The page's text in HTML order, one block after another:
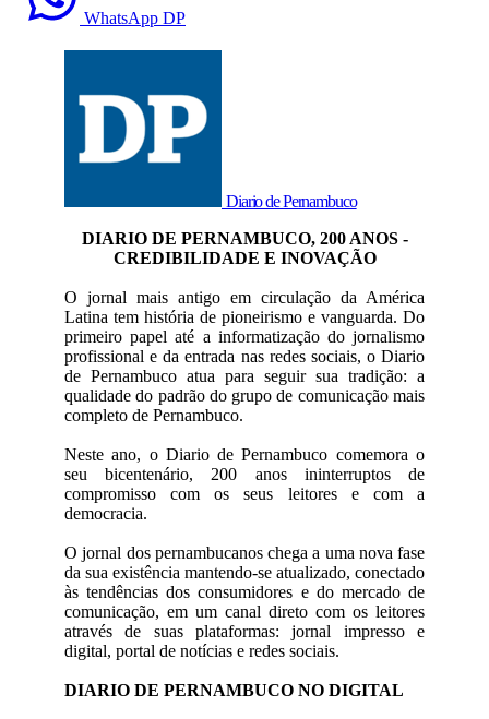
WhatsApp DP
Diario de Pernambuco
DIARIO DE PERNAMBUCO, 200 ANOS -
CREDIBILIDADE E INOVAÇÃO
O jornal mais antigo em circulação da América
Latina tem história de pioneirismo e vanguarda. Do
primeiro papel até a informatização do jornalismo
profissional e da entrada nas redes sociais, o Diario
de Pernambuco atua para seguir sua tradição: a
qualidade do padrão do grupo de comunicação mais
completo de Pernambuco.
Neste ano, o Diario de Pernambuco comemora o
seu bicentenário, 200 anos ininterruptos de
compromisso com os seus leitores e com a
democracia.
O jornal dos pernambucanos chega a uma nova fase
da sua existência mantendo-se atualizado, conectado
às tendências dos consumidores e do mercado de
comunicação, em um canal direto com os leitores
através de suas plataformas: jornal impresso e
digital, portal de notícias e redes sociais.
DIARIO DE PERNAMBUCO NO DIGITAL